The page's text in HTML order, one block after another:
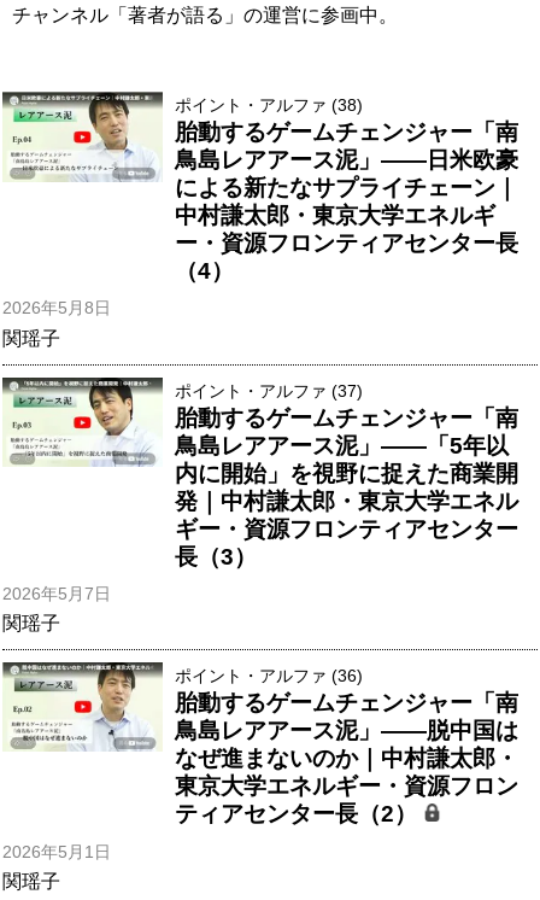
チャンネル「著者が語る」の運営に参画中。
ポイント・アルファ (38)
胎動するゲームチェンジャー「南
鳥島レアアース泥」――日米欧豪
による新たなサプライチェーン｜
中村謙太郎・東京大学エネルギ
ー・資源フロンティアセンター長
（4）
2026年5月8日
関瑶子
ポイント・アルファ (37)
胎動するゲームチェンジャー「南
鳥島レアアース泥」――「5年以
内に開始」を視野に捉えた商業開
発｜中村謙太郎・東京大学エネル
ギー・資源フロンティアセンター
長（3）
2026年5月7日
関瑶子
ポイント・アルファ (36)
胎動するゲームチェンジャー「南
鳥島レアアース泥」――脱中国は
なぜ進まないのか｜中村謙太郎・
東京大学エネルギー・資源フロン
ティアセンター長（2）
2026年5月1日
関瑶子